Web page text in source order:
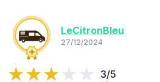
LeCitronBleu
27/12/2024
3/5